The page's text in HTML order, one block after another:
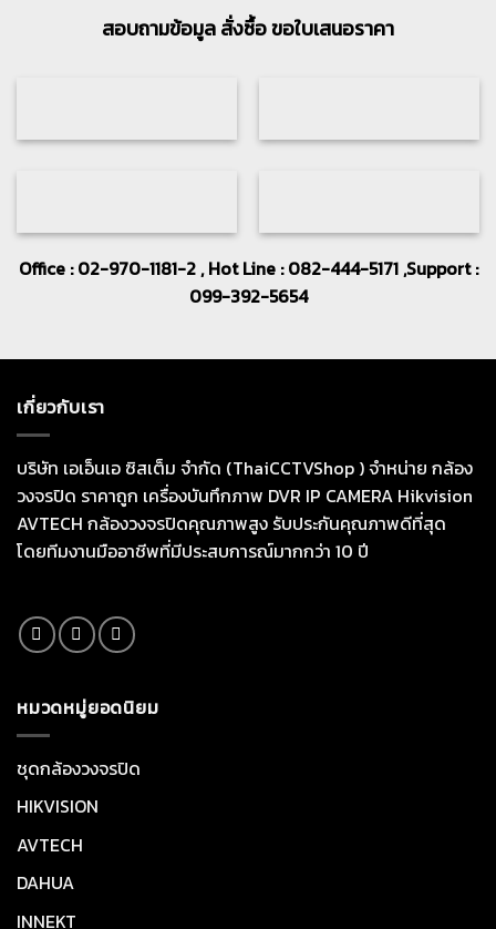
สอบถามข้อมูล สั่งซื้อ ขอใบเสนอราคา
Office : 02-970-1181-2 , Hot Line : 082-444-5171 ,Support :
099-392-5654
เกี่ยวกับเรา
บริษัท เอเอ็นเอ ซิสเต็ม จำกัด (ThaiCCTVShop ) จำหน่าย กล้อง
วงจรปิด ราคาถูก เครื่องบันทึกภาพ DVR IP CAMERA Hikvision
AVTECH กล้องวงจรปิดคุณภาพสูง รับประกันคุณภาพดีที่สุด
โดยทีมงานมืออาชีพที่มีประสบการณ์มากกว่า 10 ปี
หมวดหมู่ยอดนิยม
ชุดกล้องวงจรปิด
HIKVISION
AVTECH
DAHUA
INNEKT